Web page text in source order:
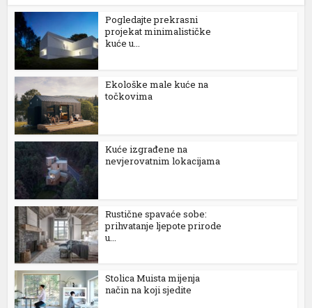
Pogledajte prekrasni
projekat minimalističke
kuće u...
Ekološke male kuće na
točkovima
Kuće izgrađene na
nevjerovatnim lokacijama
Rustične spavaće sobe:
prihvatanje ljepote prirode
u...
Stolica Muista mijenja
način na koji sjedite